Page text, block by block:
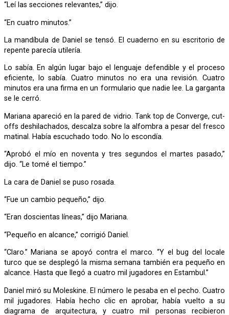
“Leí las secciones relevantes,” dijo.
“En cuatro minutos.”
La mandíbula de Daniel se tensó. El cuaderno en su escritorio de
repente parecía utilería.
Lo sabía. En algún lugar bajo el lenguaje defendible y el proceso
eficiente, lo sabía. Cuatro minutos no era una revisión. Cuatro
minutos era una firma en un formulario que nadie lee. La garganta
se le cerró.
Mariana apareció en la pared de vidrio. Tank top de Converge, cut-
offs deshilachados, descalza sobre la alfombra a pesar del fresco
matinal. Había escuchado todo. No lo escondía.
“Aprobó el mío en noventa y tres segundos el martes pasado,”
dijo. “Le tomé el tiempo.”
La cara de Daniel se puso rosada.
“Fue un cambio pequeño,” dijo.
“Eran doscientas líneas,” dijo Mariana.
“Pequeño en alcance,” corrigió Daniel.
“Claro.” Mariana se apoyó contra el marco. “Y el bug del locale
turco que se desplegó la misma semana también era pequeño en
alcance. Hasta que llegó a cuatro mil jugadores en Estambul.”
Daniel miró su Moleskine. El número le pesaba en el pecho. Cuatro
mil jugadores. Había hecho clic en aprobar, había vuelto a su
diagrama de arquitectura, y cuatro mil personas recibieron